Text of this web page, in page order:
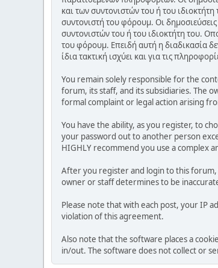
και των συντονιστών του ή του
συντονιστή του φόρουμ. Οι
συντονιστών του ή του ιδιοκτήτη του.
του φόρουμ. Επειδή αυτή η διαδικασία
ίδια τακτική ισχύει και για τις
You remain solely responsible for the
forum, its staff, and its subsidiaries. The
formal complaint or legal action arising
You have the ability, as you register, to
your password out to another person
HIGHLY recommend you use a complex
After you register and login to this
owner or staff determines to be
Please note that with each post, your IP
violation of this agreement.
Also note that the software places a
in/out. The software does not collect or